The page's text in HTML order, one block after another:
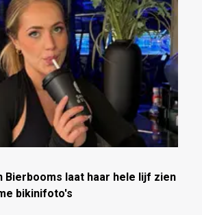
Bierbooms laat haar hele lijf zien
bikinifoto's